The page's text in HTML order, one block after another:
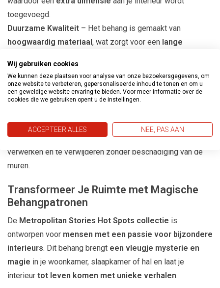
toegevoegd.
Duurzame Kwaliteit – Het behang is gemaakt van
hoogwaardig materiaal, wat zorgt voor een lange
Trendy Kleurenpalet
accenten, deMetropolitan Stories Hot Spots collectie
biedtkleuren die perfect aansluiten bij moderne
Gemakkelijk aan te brengen – Dankzij het
vliesbehangmateriaalis dit behang eenvoudig te
verwerken en te verwijderen zonder beschadiging van de
muren.
Transformeer Je Ruimte met Magische
Behangpatronen
De Metropolitan Stories Hot Spots collectie is
ontworpen voor mensen met een passie voor bijzondere
interieurs. Dit behang brengt een vleugje mysterie en
magie in je woonkamer, slaapkamer of hal en laat je
interieur tot leven komen met unieke verhalen.
Wij gebruiken cookies
We kunnen deze plaatsen voor analyse van onze bezoekersgegevens, om
onze website te verbeteren, gepersonaliseerde inhoud te tonen en om u
een geweldige website-ervaring te bieden. Voor meer informatie over de
cookies die we gebruiken opent u de instellingen.
ACCEPTEER ALLES NEE, PAS AAN